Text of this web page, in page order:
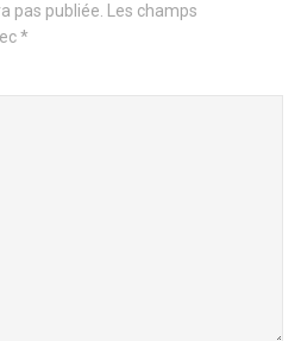
pas publiée.
Les champs
*